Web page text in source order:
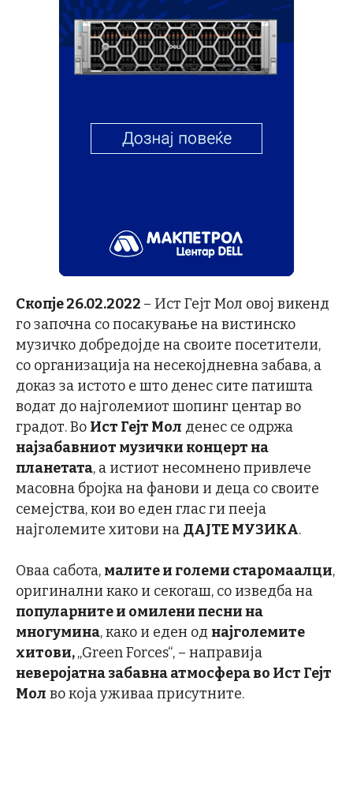
Скопје 26.02.2022 – Ист Гејт Мол овој викенд
го започна со посакување на вистинско
музичко добредојде на своите посетители,
со организација на несекојдневна забава, а
доказ за истото е што денес сите патишта
водат до најголемиот шопинг центар во
градот. Во Ист Гејт Мол денес се одржа
најзабавниот музички концерт на
планетата, а истиот несомнено привлече
масовна бројка на фанови и деца со своите
семејства, кои во еден глас ги пееја
најголемите хитови на ДАЈТЕ МУЗИКА.
Оваа сабота, малите и големи старомаалци,
оригинални како и секогаш, со изведба на
популарните и омилени песни на
многумина, како и еден од најголемите
хитови,„Green Forces“, – направија
неверојатна забавна атмосфера во Ист Гејт
Мол во која уживаа присутните.